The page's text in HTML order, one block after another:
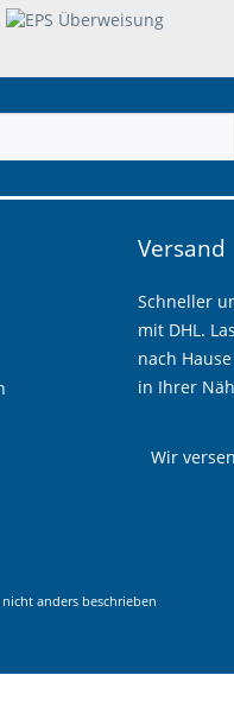
Versand
Schneller
mit DHL.
nach
in Ihrer
Wir
anders beschrieben